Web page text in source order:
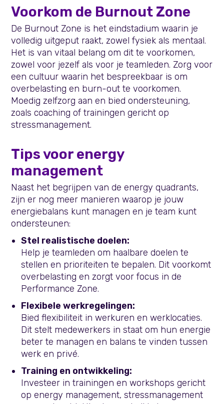
Voorkom de Burnout Zone
De Burnout Zone is het eindstadium waarin je
volledig uitgeput raakt, zowel fysiek als mentaal.
Het is van vitaal belang om dit te voorkomen,
zowel voor jezelf als voor je teamleden. Zorg voor
een cultuur waarin het bespreekbaar is om
overbelasting en burn-out te voorkomen.
Moedig zelfzorg aan en bied ondersteuning,
zoals coaching of trainingen gericht op
stressmanagement.
Tips voor energy
management
Naast het begrijpen van de energy quadrants,
zijn er nog meer manieren waarop je jouw
energiebalans kunt managen en je team kunt
ondersteunen:
Stel realistische doelen:
Help je teamleden om haalbare doelen te
stellen en prioriteiten te bepalen. Dit voorkomt
overbelasting en zorgt voor focus in de
Performance Zone.
Flexibele werkregelingen:
Bied flexibiliteit in werkuren en werklocaties.
Dit stelt medewerkers in staat om hun energie
beter te managen en balans te vinden tussen
werk en privé.
Training en ontwikkeling:
Investeer in trainingen en workshops gericht
op energy management, stressmanagement